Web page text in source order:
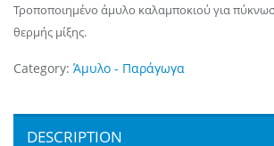
Τροποποιημένο άμυλο καλαμποκιού για
θερμής μίξης.
Category: Άμυλο - Παράγωγα
DESCRIPTION